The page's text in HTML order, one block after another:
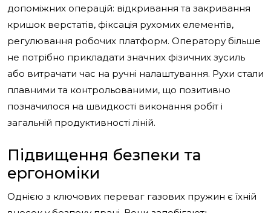
допоміжних операцій: відкривання та закривання
кришок верстатів, фіксація рухомих елементів,
регулювання робочих платформ. Оператору більше
не потрібно прикладати значних фізичних зусиль
або витрачати час на ручні налаштування. Рухи стали
плавними та контрольованими, що позитивно
позначилося на швидкості виконання робіт і
загальній продуктивності ліній.
Підвищення безпеки та
ергономіки
Однією з ключових переваг газових пружин є їхній